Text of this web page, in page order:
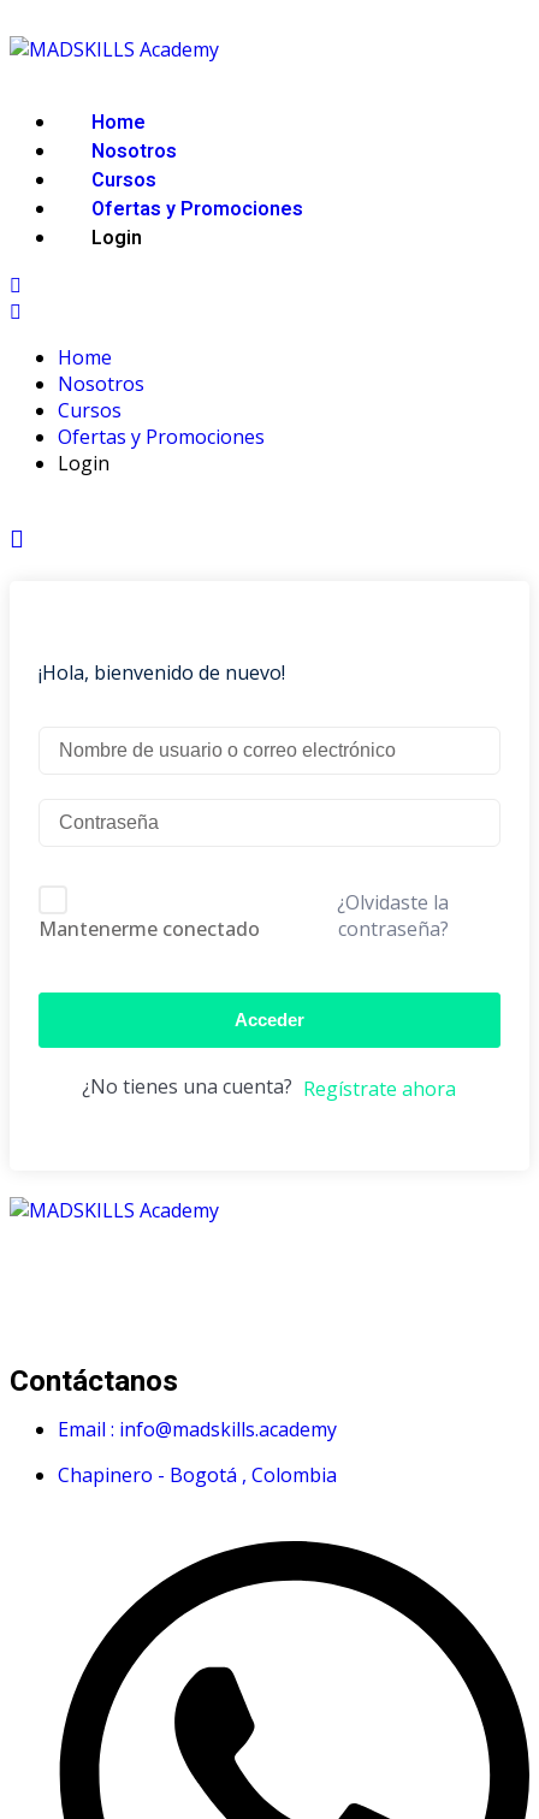
Home
Nosotros
Cursos
Ofertas y Promociones
Login
Home
Nosotros
Cursos
Ofertas y Promociones
Login
¡Hola, bienvenido de nuevo!
Mantenerme conectado
¿Olvidaste la
contraseña?
Acceder
¿No tienes una cuenta? Regístrate ahora
Contáctanos
Email : info@madskills.academy
Chapinero - Bogotá , Colombia